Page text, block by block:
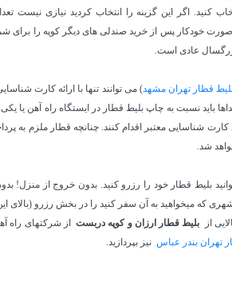
کنید. اگر این گزینه را انتخاب کردید نیازی نیست
خودکار پس از خرید صندلی های دیگر کوپه را
عادی است.
قطار تهران مشهد) می توانند تنها با ارائه کارت
باید نسبت به چاپ بلیط قطار در ایستگاه راه آهن یا
شناسایی معتبر اقدام کنند. چنانچه قطار ملزم به
شد.
بلیط قطار خود را رزرو کنید. بدون خروج از منزل!
که میخواهید به آن سفر کنید را در بخش رزرو (بالای
از بلیط قطار ارزان و کوپه دربست
از شرکتهای راه
تهران بندر عباس نیز بپردازید.